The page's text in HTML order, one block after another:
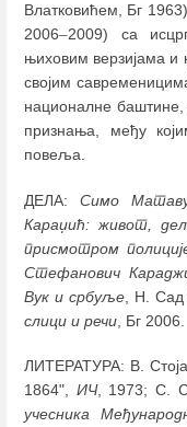
Влатковићем, Бг
2006–2009) са
њиховим верзијама и
својим
националне баштине,
признања, међу
повеља.
ДЕЛА: Симо
Караџић: живот,
присмотром
Стефанович
Вук и србуље , Н.
слици и речи , Бг 2006.
ЛИТЕРАТУРА: В.
1864", ИЧ, 1973; С.
учесника